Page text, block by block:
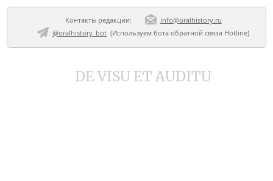
Контакты редакции:
info@oralhistory.ru
@oralhistory_bot(Используем бота обратной связи Hotline)
DE VISU ET AUDITU